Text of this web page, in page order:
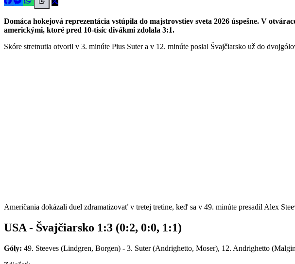
Domáca hokejová reprezentácia vstúpila do majstrovstiev sveta 2026 úspešne. V
americkými, ktoré pred 10-tisíc divákmi zdolala 3:1.
Skóre stretnutia otvoril v 3. minúte Pius Suter a v 12. minúte poslal Švajčiarsko už do
Američania dokázali duel zdramatizovať v tretej tretine, keď sa v 49. minúte presadil Alex
USA - Švajčiarsko 1:3 (0:2, 0:0, 1:1)
Góly: 49. Steeves (Lindgren, Borgen) - 3. Suter (Andrighetto, Moser), 12. Andrighetto